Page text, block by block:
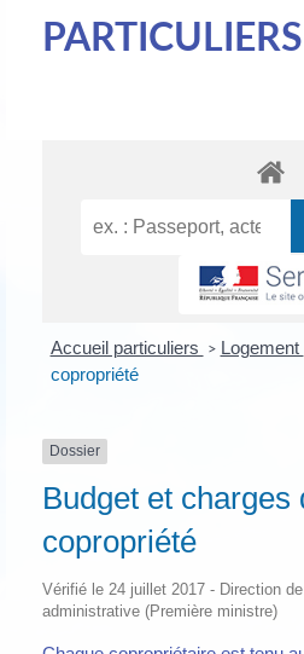
PARTICULIERS
Accueil particuliers > Logement
copropriété
Dossier
Budget et charges
copropriété
Vérifié le 24 juillet 2017 - Direction
administrative (Première ministre)